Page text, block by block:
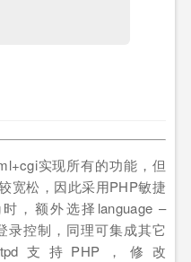
实现所有的功能，但
宽松，因此采用PHP敏捷
，额外选择language –
录控制，同理可集成其它
支持PHP，修改